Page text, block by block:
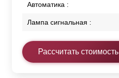
Автоматика :
Лампа сигнальная :
Рассчитать стоимость